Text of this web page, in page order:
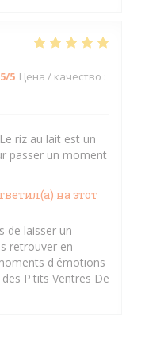
5/5 Цена / качество :
riz au lait est un
passer un moment
на этот
de laisser un
retrouver en
d'émotions
P'tits Ventres De